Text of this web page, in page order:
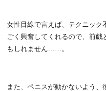
女性目線で言えば、テクニック
ごく興奮してくれるので、前
もしれません……。
また、ペニスが動かないよう